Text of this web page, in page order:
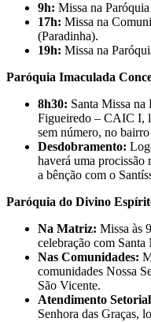
9h: Missa na
17h: Missa na
(Paradinha).
19h: Missa na
Paróquia Imaculada
8h30: Santa Missa
Figueiredo – CAIC I,
sem número, no
Desdobramento:
haverá uma procissão
a bênção com o
Paróquia do Divino
Na Matriz: Missa às
celebração com Santa
Nas Comunidades:
comunidades Nossa
São Vicente.
Atendimento
Senhora das Graças,